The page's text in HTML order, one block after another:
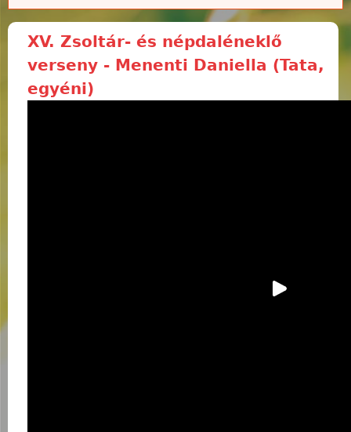
XV. Zsoltár- és népdaléneklő
verseny - Menenti Daniella (Tata,
egyéni)